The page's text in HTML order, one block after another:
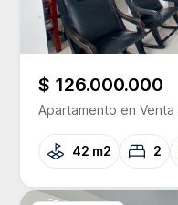
$ 126.000.000
Apartamento en Venta
42 m2 2